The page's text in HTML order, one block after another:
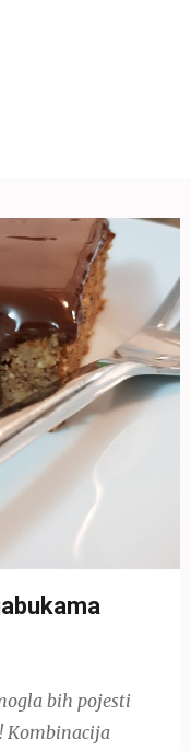
bih pojesti
Kombinacija